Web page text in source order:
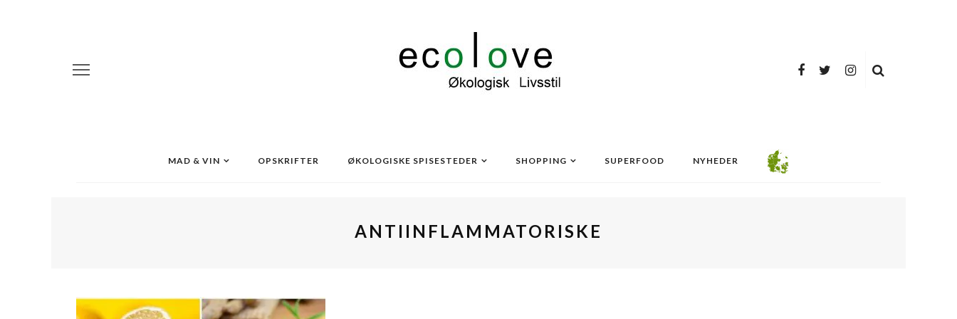
MAD & VIN OPSKRIFTER ØKOLOGISKE SPISESTEDER SHOPPING SUPERFOOD NYHEDER
ANTIINFLAMMATORISKE